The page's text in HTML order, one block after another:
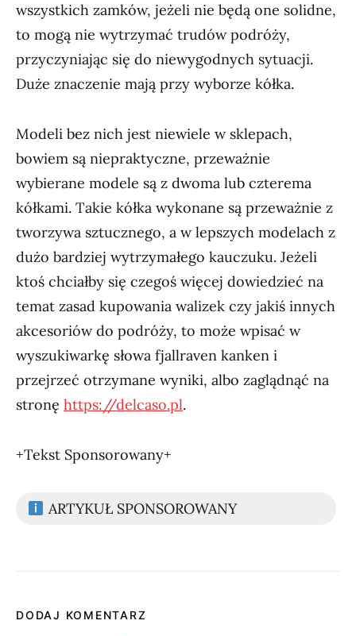
wszystkich zamków, jeżeli nie będą one solidne,
to mogą nie wytrzymać trudów podróży,
przyczyniając się do niewygodnych sytuacji.
Duże znaczenie mają przy wyborze kółka.
Modeli bez nich jest niewiele w sklepach,
bowiem są niepraktyczne, przeważnie
wybierane modele są z dwoma lub czterema
kółkami. Takie kółka wykonane są przeważnie z
tworzywa sztucznego, a w lepszych modelach z
dużo bardziej wytrzymałego kauczuku. Jeżeli
ktoś chciałby się czegoś więcej dowiedzieć na
temat zasad kupowania walizek czy jakiś innych
akcesoriów do podróży, to może wpisać w
wyszukiwarkę słowa fjallraven kanken i
przejrzeć otrzymane wyniki, albo zaglądnąć na
stronę https://delcaso.pl.
+Tekst Sponsorowany+
ARTYKUŁ SPONSOROWANY
DODAJ KOMENTARZ